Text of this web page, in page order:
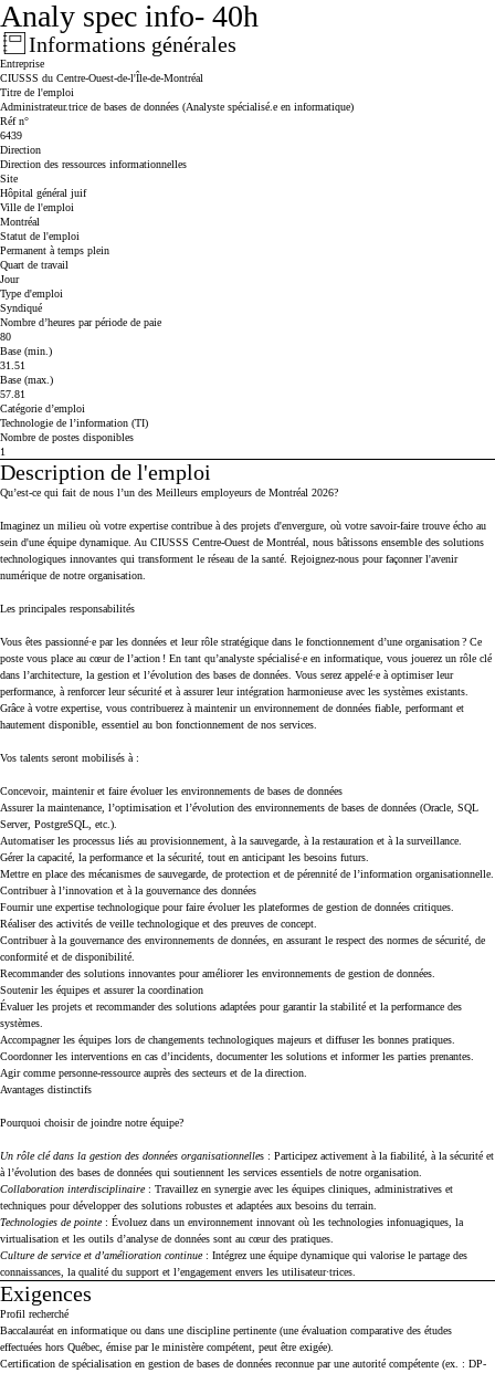
Analy spec info- 40h
Informations générales
Press space or enter keys to toggle section visibility
Entreprise
CIUSSS du Centre-Ouest-de-l'Île-de-Montréal
Titre de l'emploi
Administrateur.trice de bases de données (Analyste spécialisé.e en informatique)
Réf n°
6439
Direction
Direction des ressources informationnelles
Site
Hôpital général juif
Ville de l'emploi
Montréal
Statut de l'emploi
Permanent à temps plein
Quart de travail
Jour
Type d'emploi
Syndiqué
Nombre d’heures par période de paie
80
Base (min.)
31.51
Base (max.)
57.81
Catégorie d’emploi
Technologie de l’information (TI)
Nombre de postes disponibles
1
Description de l'emploi
Press space or enter keys to toggle section visibility
Qu’est-ce qui fait de nous l’un des Meilleurs employeurs de Montréal 2026?
Imaginez un milieu où votre expertise contribue à des projets d'envergure, où votre savoir-faire trouve écho au
sein d'une équipe dynamique. Au CIUSSS Centre-Ouest de Montréal, nous bâtissons ensemble des solutions
technologiques innovantes qui transforment le réseau de la santé. Rejoignez-nous pour façonner l'avenir
numérique de notre organisation.
Les principales responsabilités
Vous êtes passionné·e par les données et leur rôle stratégique dans le fonctionnement d’une organisation ? Ce
poste vous place au cœur de l’action ! En tant qu’analyste spécialisé·e en informatique, vous jouerez un rôle clé
dans l’architecture, la gestion et l’évolution des bases de données. Vous serez appelé·e à optimiser leur
performance, à renforcer leur sécurité et à assurer leur intégration harmonieuse avec les systèmes existants.
Grâce à votre expertise, vous contribuerez à maintenir un environnement de données fiable, performant et
hautement disponible, essentiel au bon fonctionnement de nos services.
Vos talents seront mobilisés à :
Concevoir, maintenir et faire évoluer les environnements de bases de données
Assurer la maintenance, l’optimisation et l’évolution des environnements de bases de données (Oracle, SQL
Server, PostgreSQL, etc.).
Automatiser les processus liés au provisionnement, à la sauvegarde, à la restauration et à la surveillance.
Gérer la capacité, la performance et la sécurité, tout en anticipant les besoins futurs.
Mettre en place des mécanismes de sauvegarde, de protection et de pérennité de l’information organisationnelle.
Contribuer à l’innovation et à la gouvernance des données
Fournir une expertise technologique pour faire évoluer les plateformes de gestion de données critiques.
Réaliser des activités de veille technologique et des preuves de concept.
Contribuer à la gouvernance des environnements de données, en assurant le respect des normes de sécurité, de
conformité et de disponibilité.
Recommander des solutions innovantes pour améliorer les environnements de gestion de données.
Soutenir les équipes et assurer la coordination
Évaluer les projets et recommander des solutions adaptées pour garantir la stabilité et la performance des
systèmes.
Accompagner les équipes lors de changements technologiques majeurs et diffuser les bonnes pratiques.
Coordonner les interventions en cas d’incidents, documenter les solutions et informer les parties prenantes.
Agir comme personne-ressource auprès des secteurs et de la direction.
Avantages distinctifs
Pourquoi choisir de joindre notre équipe?
Un rôle clé dans la gestion des données organisationnelles : Participez activement à la fiabilité, à la sécurité et
à l’évolution des bases de données qui soutiennent les services essentiels de notre organisation.
Collaboration interdisciplinaire: Travaillez en synergie avec les équipes cliniques, administratives et
techniques pour développer des solutions robustes et adaptées aux besoins du terrain.
Technologies de pointe: Évoluez dans un environnement innovant où les technologies infonuagiques, la
virtualisation et les outils d’analyse de données sont au cœur des pratiques.
Culture de service et d’amélioration continue: Intégrez une équipe dynamique qui valorise le partage des
connaissances, la qualité du support et l’engagement envers les utilisateur·trices.
Exigences
Press space or enter keys to toggle section visibility
Profil recherché
Baccalauréat en informatique ou dans une discipline pertinente (une évaluation comparative des études
effectuées hors Québec, émise par le ministère compétent, peut être exigée).
Certification de spécialisation en gestion de bases de données reconnue par une autorité compétente (ex. : DP-